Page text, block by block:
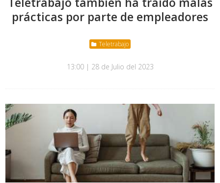
prácticas por parte de empleadores
Teletrabajo
13:00 | 28 de Julio del 2023